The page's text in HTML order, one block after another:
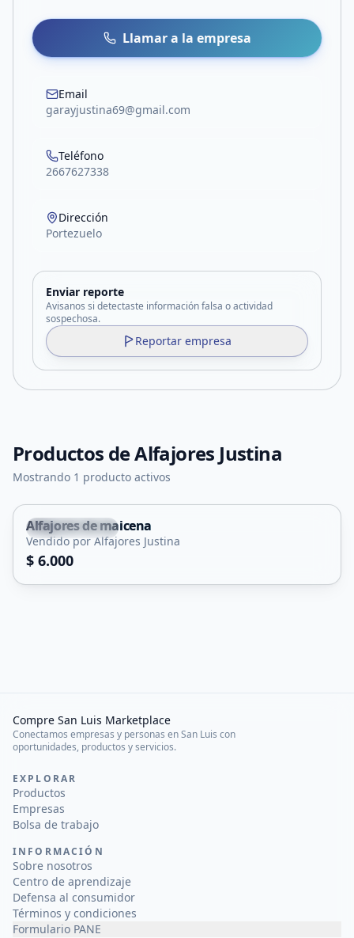
Llamar a la empresa
Email
garayjustina69@gmail.com
Teléfono
2667627338
Dirección
Portezuelo
Enviar reporte
Avisanos si detectaste información falsa o actividad
sospechosa.
Reportar empresa
Productos deAlfajores Justina
Mostrando 1 producto activos
San Francisco
Alfajores de maicena
Vendido por Alfajores Justina
$ 6.000
Compre San Luis Marketplace
Conectamos empresas y personas en San Luis con
oportunidades, productos y servicios.
EXPLORAR
Productos
Empresas
Bolsa de trabajo
INFORMACIÓN
Sobre nosotros
Centro de aprendizaje
Defensa al consumidor
Términos y condiciones
Formulario PANE